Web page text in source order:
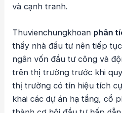
và cạnh tranh.
Thuvienchungkhoan phân
thấy nhà đầu tư nên tiếp
ngân vốn đầu tư công và
trên thị trường trước khi
thị trường có tín hiệu tích
khai các dự án hạ tầng, cổ